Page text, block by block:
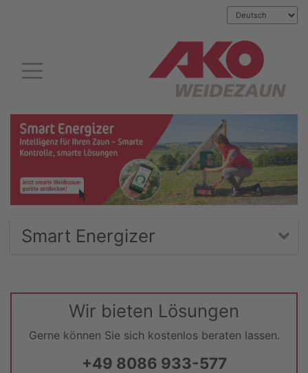
Smart Energizer
Wir bieten Lösungen
Gerne können Sie sich kostenlos beraten lassen.
+49 8086 933-577